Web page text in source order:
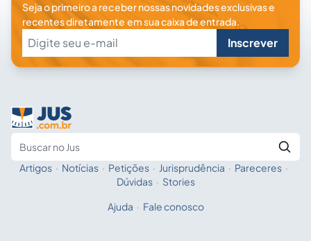
Seja o primeiro a receber nossas novidades exclusivas e
recentes diretamente em sua caixa de entrada.
Inscrever
Fale com a IA
Artigos · Notícias · Petições · Jurisprudência · Pareceres ·
Dúvidas · Stories
Ajuda · Fale conosco